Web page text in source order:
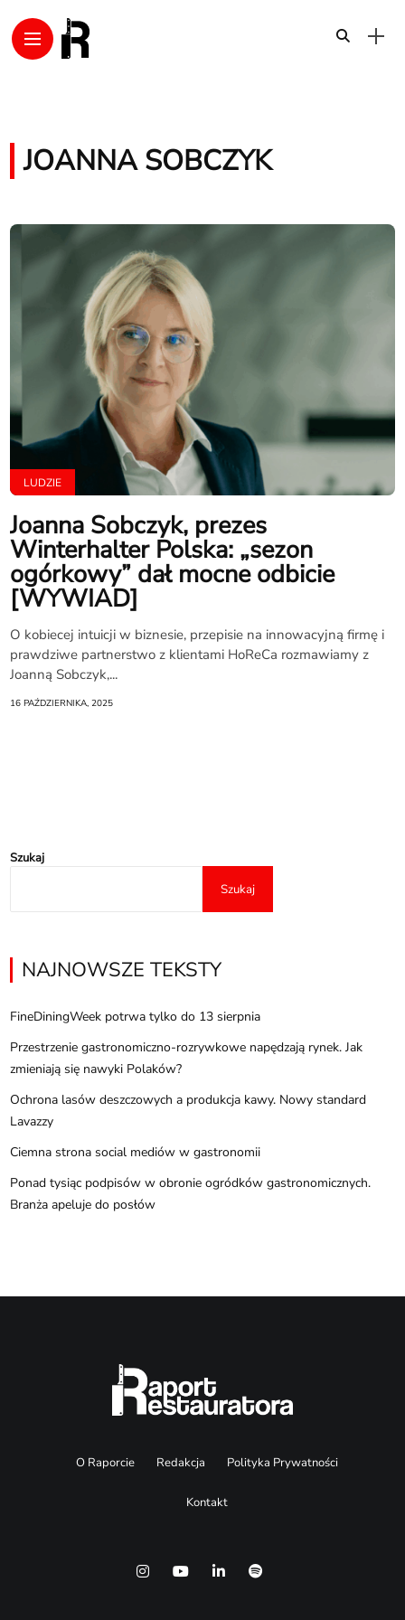
JOANNA SOBCZYK
LUDZIE
Joanna Sobczyk, prezes
Winterhalter Polska: „sezon
ogórkowy” dał mocne odbicie
[WYWIAD]
O kobiecej intuicji w biznesie, przepisie na innowacyjną firmę i
prawdziwe partnerstwo z klientami HoReCa rozmawiamy z
Joanną Sobczyk,...
16 PAŹDZIERNIKA, 2025
Szukaj
Szukaj
NAJNOWSZE TEKSTY
FineDiningWeek potrwa tylko do 13 sierpnia
Przestrzenie gastronomiczno-rozrywkowe napędzają rynek. Jak
zmieniają się nawyki Polaków?
Ochrona lasów deszczowych a produkcja kawy. Nowy standard
Lavazzy
Ciemna strona social mediów w gastronomii
Ponad tysiąc podpisów w obronie ogródków gastronomicznych.
Branża apeluje do posłów
O Raporcie Redakcja Polityka Prywatności
Kontakt